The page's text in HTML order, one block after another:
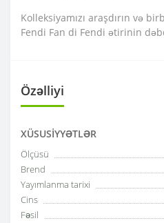
Kolleksiyamızı araşdırın və
Fendi Fan di Fendi ətirinin
Özəlliyi
XÜSUSIYYƏTLƏR
Ölçüsü
Brend
Yayımlanma tarixi
Cins
Fəsil